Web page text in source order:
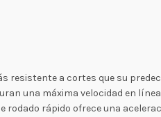
resistente a cortes que su
una máxima velocidad en
rápido ofrece una